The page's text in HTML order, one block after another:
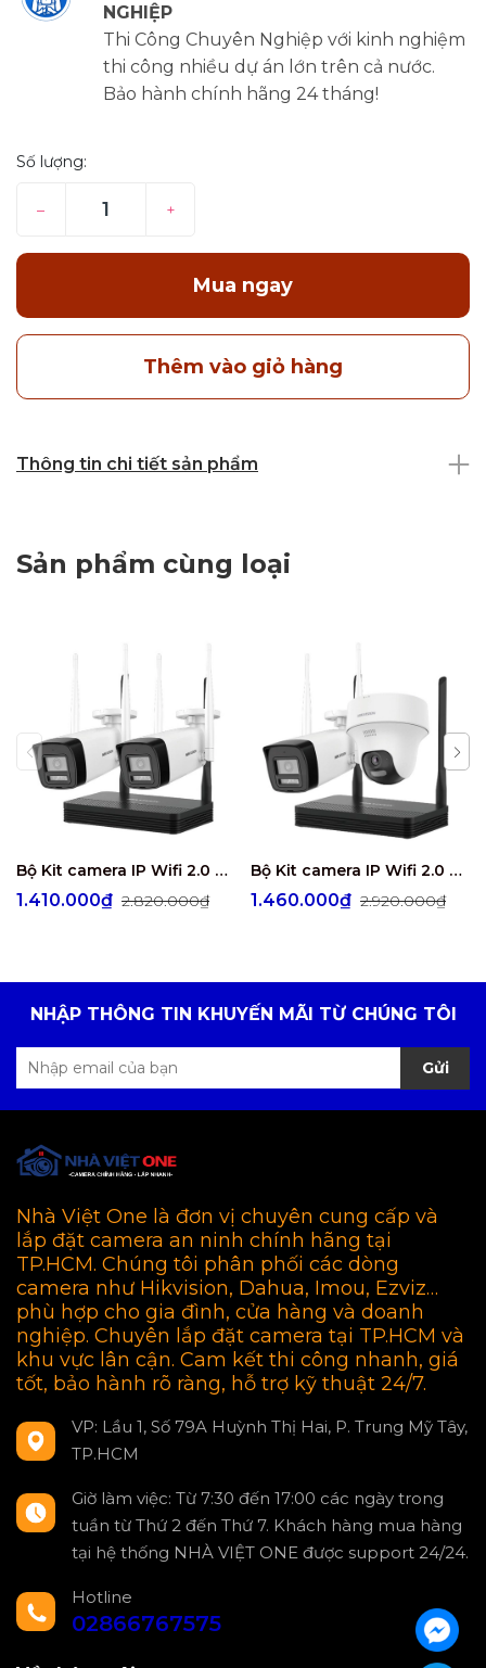
NGHIỆP
Thi Công Chuyên Nghiệp với kinh nghiệm
thi công nhiều dự án lớn trên cả nước.
Bảo hành chính hãng 24 tháng!
Số lượng:
– +
Mua ngay
Thêm vào giỏ hàng
Thông tin chi tiết sản phẩm
Sản phẩm cùng loại
Bộ Kit camera IP Wifi 2.0 Megapixel HIKVISION DS-J142I/NKS422W0H
1.410.000₫ 2.820.000₫
Bộ Kit camera IP Wifi 2.0 Megapixel HIKVISION DS-J142I/NKS422W02H
1.460.000₫ 2.920.000₫
NHẬP THÔNG TIN KHUYẾN MÃI TỪ CHÚNG TÔI
Gửi
Nhà Việt One là đơn vị chuyên cung cấp và
lắp đặt camera an ninh chính hãng tại
TP.HCM. Chúng tôi phân phối các dòng
camera như Hikvision, Dahua, Imou, Ezviz…
phù hợp cho gia đình, cửa hàng và doanh
nghiệp. Chuyên lắp đặt camera tại TP.HCM và
khu vực lân cận. Cam kết thi công nhanh, giá
tốt, bảo hành rõ ràng, hỗ trợ kỹ thuật 24/7.
VP: Lầu 1, Số 79A Huỳnh Thị Hai, P. Trung Mỹ Tây,
TP.HCM
Giờ làm việc: Từ 7:30 đến 17:00 các ngày trong
tuần từ Thứ 2 đến Thứ 7. Khách hàng mua hàng
tại hệ thống NHÀ VIỆT ONE được support 24/24.
Hotline
02866767575